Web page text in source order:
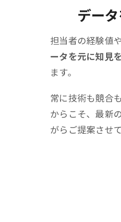
デー
担当者の経験値
ータを元に知見
ます。
常に技術も競合
からこそ、最新
がらご提案させ